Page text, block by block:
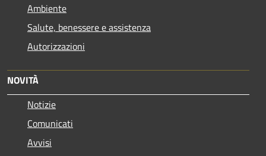
Ambiente
Salute, benessere e assistenza
Autorizzazioni
NOVITÀ
Notizie
Comunicati
Avvisi